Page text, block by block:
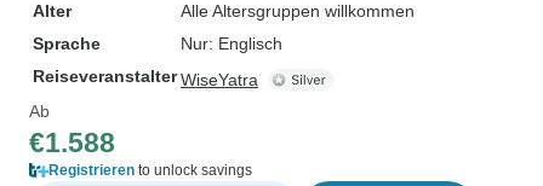
Alter
Alle Altersgruppen willkommen
Sprache
Nur: Englisch
ReiseveranstalterWiseYatra
Ab
€1.588
Registrieren to unlock savings